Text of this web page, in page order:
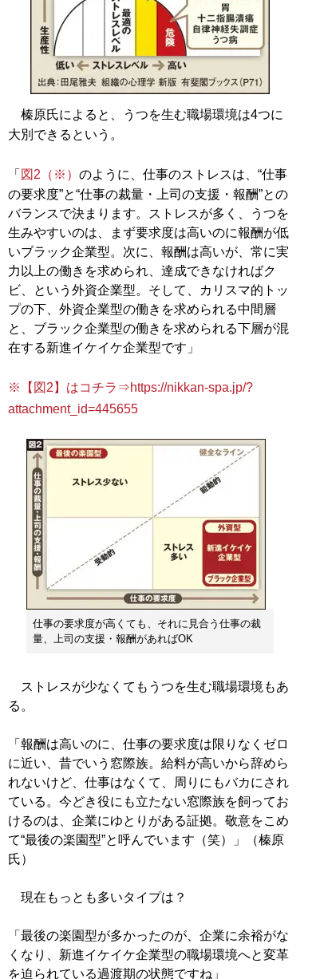
榛原氏によると、うつを生む職場環境は4つに
大別できるという。
「 図2（※） のように、仕事のストレスは、“仕事
の要求度”と“仕事の裁量・上司の支援・報酬”との
バランスで決まります。ストレスが多く、うつを
生みやすいのは、まず要求度は高いのに報酬が低
いブラック企業型。次に、報酬は高いが、常に実
力以上の働きを求められ、達成できなければク
ビ、という外資企業型。そして、カリスマ的トッ
プの下、外資企業型の働きを求められる中間層
と、ブラック企業型の働きを求められる下層が混
在する新進イケイケ企業型です」
※【図2】はコチラ⇒https://nikkan-spa.jp/?
attachment_id=445655
仕事の要求度が高くても、それに見合う仕事の裁
量、上司の支援・報酬があればOK
ストレスが少なくてもうつを生む職場環境もあ
る。
「報酬は高いのに、仕事の要求度は限りなくゼロ
に近い、昔でいう窓際族。給料が高いから辞めら
れないけど、仕事はなくて、周りにもバカにされ
ている。今どき役にも立たない窓際族を飼ってお
けるのは、企業にゆとりがある証拠。敬意をこめ
て“最後の楽園型”と呼んでいます（笑）」（榛原
氏）
現在もっとも多いタイプは？
「最後の楽園型が多かったのが、企業に余裕がな
くなり、新進イケイケ企業型の職場環境へと変革
を迫られている過渡期の状態ですね」